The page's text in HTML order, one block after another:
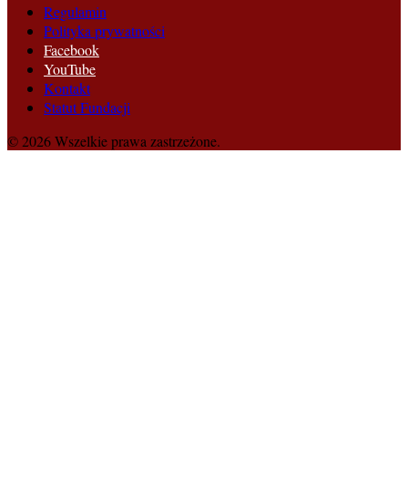
Regulamin
Polityka prywatności
Facebook
YouTube
Kontakt
Statut Fundacji
© 2026 Wszelkie prawa zastrzeżone.